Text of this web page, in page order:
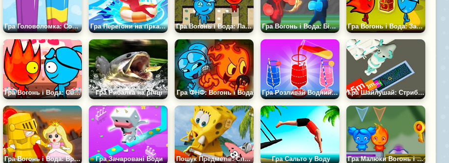
Гра Головоломка: Сортування води в колбах Гра Перегони на гірках в Аквапарку Гра Вогонь і Вода: Лабіринт Гра Вогонь і Вода: Бійки Гра Вогонь і Вода: Захист Скарбів
Гра Вогонь і Вода: Світ Цукерок Гра Рибалка на річці Гра ФНФ: Вогонь і Вода Гра Розливай Водний Джем Гра Шайлушай: Стрибки у воду
Гра Вогонь і Вода: Врятувати Принцесу Гра Зачаровані Води Пошук Предметів: Спанч Боб Гра Сальто у Воду Гра Малюки Вогонь і Вода